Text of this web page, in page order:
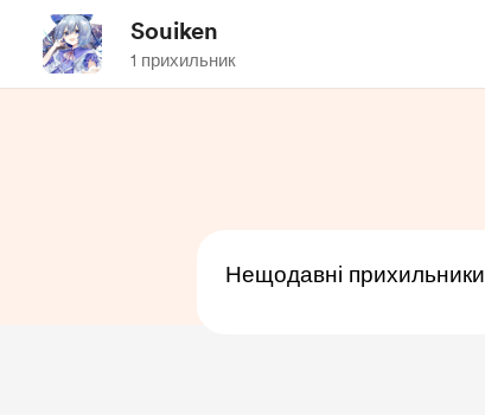
Souiken
1 прихильник
Нещодавні прихильники